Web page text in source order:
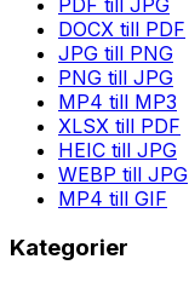
PDF till JPG
DOCX till PDF
JPG till PNG
PNG till JPG
MP4 till MP3
XLSX till PDF
HEIC till JPG
WEBP till JPG
MP4 till GIF
Kategorier